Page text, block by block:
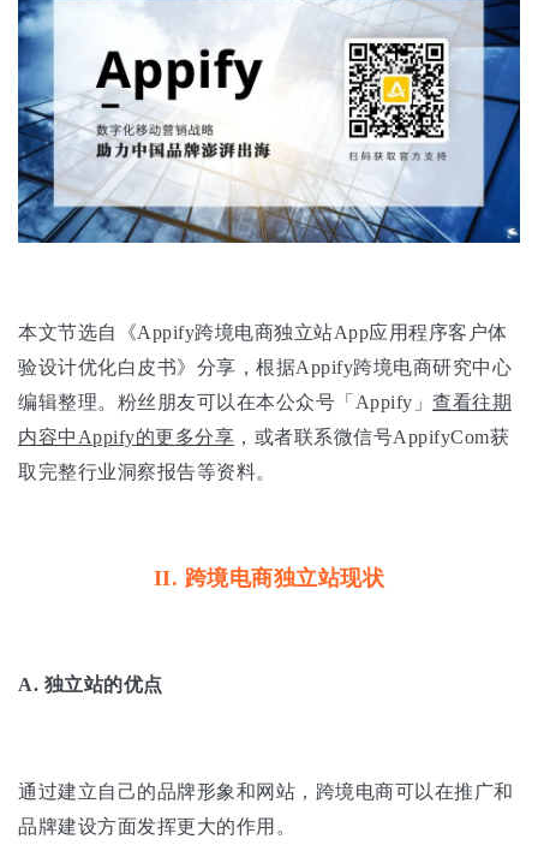
本文节选自《Appify跨境电商独立站App应用程序客户体
验设计优化白皮书》分享，根据Appify跨境电商研究中心
编辑整理。粉丝朋友可以在本公众号「Appify」 查看往期
内容中Appify的更多分享 ，或者联系微信号AppifyCom获
取完整行业洞察报告等资料。
II. 跨境电商独立站现状
A. 独立站的优点
通过建立自己的品牌形象和网站，跨境电商可以在推广和
品牌建设方面发挥更大的作用。